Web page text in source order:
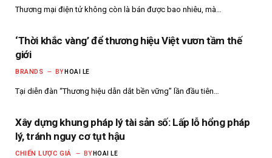
Thương mại điện tử không còn là bán được bao nhiêu, mà…
‘Thời khắc vàng’ để thương hiệu Việt vươn tầm thế
giới
BRANDS BY HOAI LE
Tại diễn đàn “Thương hiệu dẫn dắt bền vững” lần đầu tiên…
Xây dựng khung pháp lý tài sản số: Lấp lỗ hổng pháp
lý, tránh nguy cơ tụt hậu
CHIẾN LƯỢC GIÁ BY HOAI LE